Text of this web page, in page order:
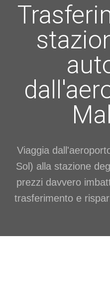
Viaggia
Sol) alla stazione
prezzi davvero
trasferimento e